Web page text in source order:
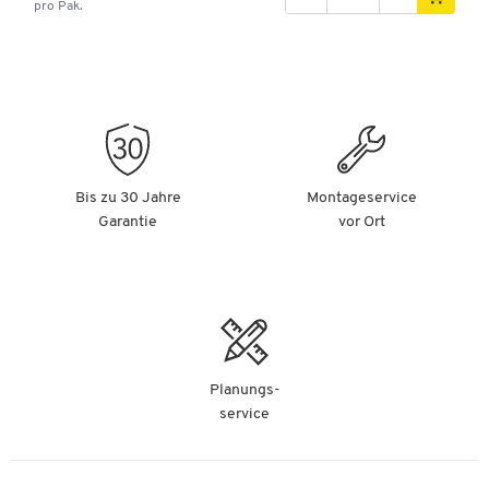
pro Pak.
Bis zu 30 Jahre
Garantie
Montageservice
vor Ort
Planungs-
service